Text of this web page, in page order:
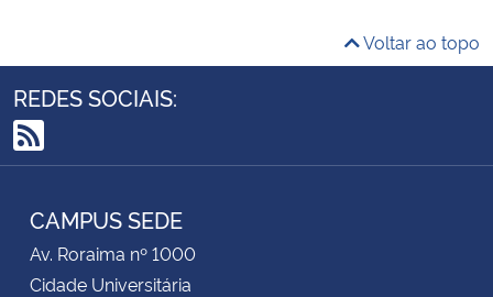
Voltar ao topo
REDES SOCIAIS:
RSS
CAMPUS SEDE
Av. Roraima nº 1000
Cidade Universitária